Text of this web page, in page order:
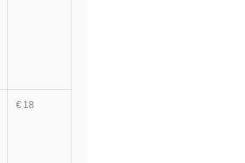
€ 18